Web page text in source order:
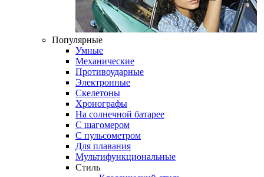
Популярные
Умные
Механические
Противоударные
Электронные
Скелетоны
Хронографы
На солнечной батарее
С шагомером
С пульсометром
Для плавания
Мультифункциональные
Стиль